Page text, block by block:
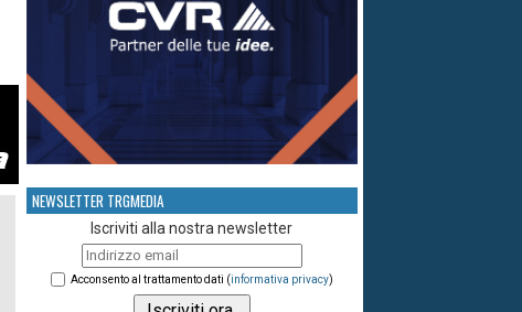
NEWSLETTER TRGMEDIA
Iscriviti alla nostra newsletter
Acconsento al trattamento dati (informativa privacy)